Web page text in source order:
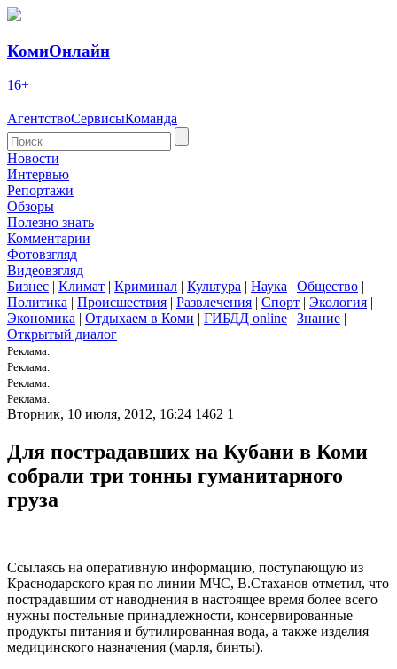
КомиОнлайн
16+
АгентствоСервисыКоманда
Новости
Интервью
Репортажи
Обзоры
Полезно знать
Комментарии
Фотовзгляд
Видеовзгляд
Бизнес | Климат | Криминал | Культура | Наука | Общество |
Политика | Происшествия | Развлечения | Спорт | Экология |
Экономика | Отдыхаем в Коми | ГИБДД online | Знание |
Открытый диалог
Реклама.
Реклама.
Реклама.
Реклама.
Вторник, 10 июля, 2012, 16:24 1462 1
Для пострадавших на Кубани в Коми
собрали три тонны гуманитарного
груза
Ссылаясь на оперативную информацию, поступающую из
Краснодарского края по линии МЧС, В.Стаханов отметил, что
пострадавшим от наводнения в настоящее время более всего
нужны постельные принадлежности, консервированные
продукты питания и бутилированная вода, а также изделия
медицинского назначения (марля, бинты).